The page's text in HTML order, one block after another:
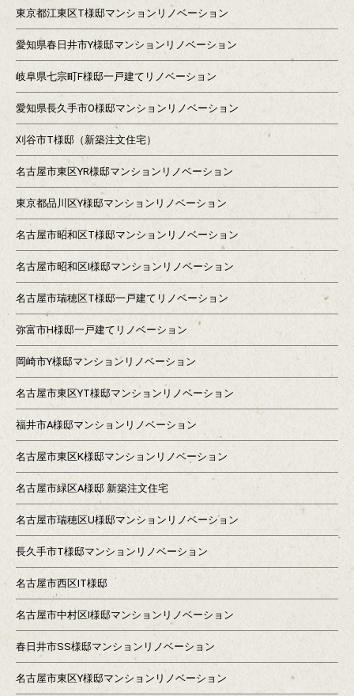
東京都江東区T様邸マンションリノベーション
愛知県春日井市Y様邸マンションリノベーション
岐阜県七宗町F様邸一戸建てリノベーション
愛知県長久手市O様邸マンションリノベーション
刈谷市T様邸（新築注文住宅）
名古屋市東区YR様邸マンションリノベーション
東京都品川区Y様邸マンションリノベーション
名古屋市昭和区T様邸マンションリノベーション
名古屋市昭和区I様邸マンションリノベーション
名古屋市瑞穂区T様邸一戸建てリノベーション
弥富市H様邸一戸建てリノベーション
岡崎市Y様邸マンションリノベーション
名古屋市東区YT様邸マンションリノベーション
福井市A様邸マンションリノベーション
名古屋市東区K様邸マンションリノベーション
名古屋市緑区A様邸 新築注文住宅
名古屋市瑞穂区U様邸マンションリノベーション
長久手市T様邸マンションリノベーション
名古屋市西区IT様邸
名古屋市中村区I様邸マンションリノベーション
春日井市SS様邸マンションリノベーション
名古屋市東区Y様邸マンションリノベーション